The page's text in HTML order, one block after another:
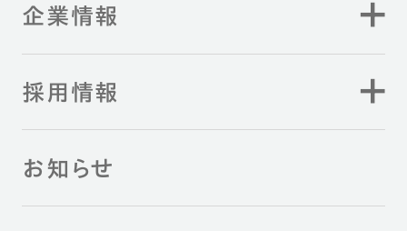
企業情報
採用情報
お知らせ